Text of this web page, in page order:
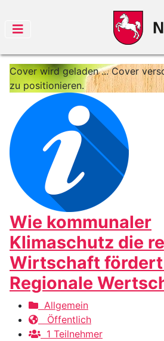
Cover wird geladen ... Cover
zu positionieren.
Wie kommunaler
Klimaschutz die
Wirtschaft
Regionale
Allgemein
Öffentlich
1 Teilnehmer